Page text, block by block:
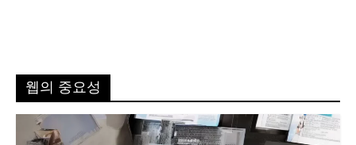
웹의 중요성